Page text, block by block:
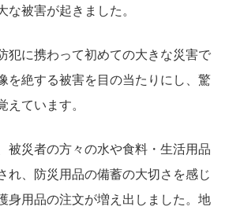
被害が起きました。
犯に携わって初めての大きな災害で
を絶する被害を目の当たりにし、驚
ています。
被災者の方々の水や食料・生活用品
れ、防災用品の備蓄の大切さを感じ
身用品の注文が増え出しました。地